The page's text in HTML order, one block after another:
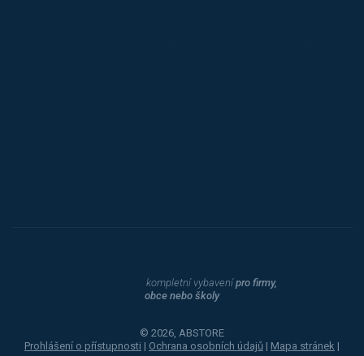
kompletní vybavenípro firmy,
obce nebo školy
© 2026, ABSTORE
Prohlášení o přístupnosti | Ochrana osobních údajů | Mapa stránek |